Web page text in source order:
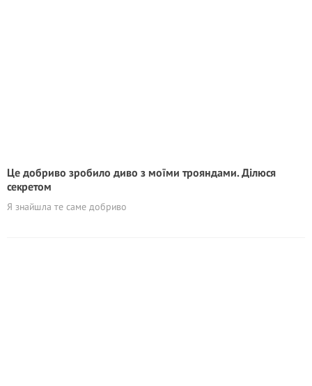
Це добриво зробило диво з моїми трояндами. Ділюся
секретом
Я знайшла те саме добриво